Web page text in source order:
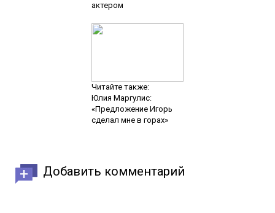
актером
Читайте также:
Юлия Маргулис:
«Предложение Игорь
сделал мне в горах»
Добавить комментарий